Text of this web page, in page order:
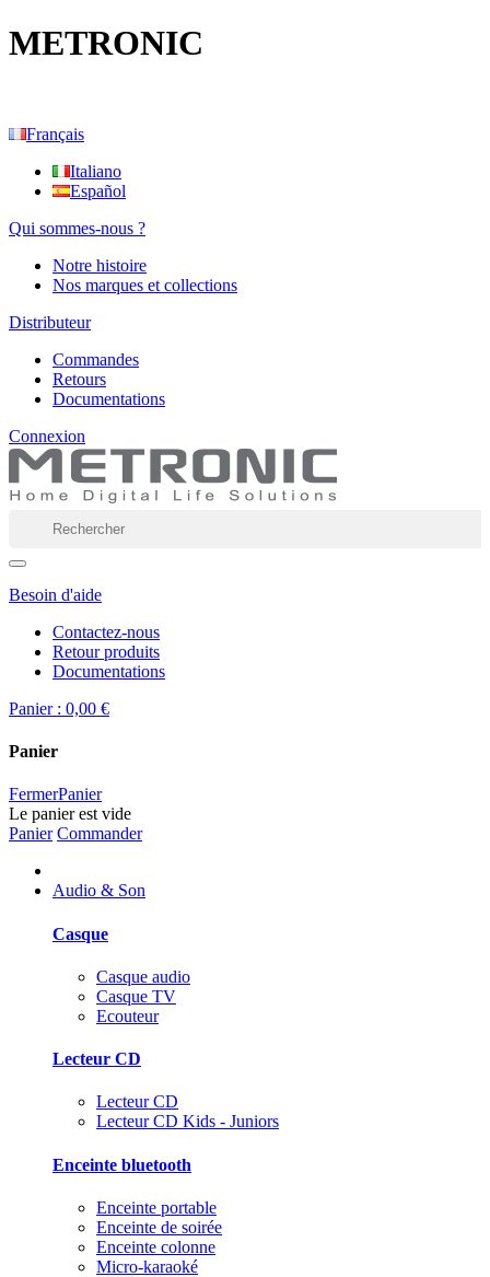
METRONIC
Français
Italiano
Español
Qui sommes-nous ?
Notre histoire
Nos marques et collections
Distributeur
Commandes
Retours
Documentations
Connexion
Besoin d'aide
Contactez-nous
Retour produits
Documentations
Panier : 0,00 €
Panier
FermerPanier
Le panier est vide
Panier Commander
Audio & Son
Casque
Casque audio
Casque TV
Ecouteur
Lecteur CD
Lecteur CD
Lecteur CD Kids - Juniors
Enceinte bluetooth
Enceinte portable
Enceinte de soirée
Enceinte colonne
Micro-karaoké